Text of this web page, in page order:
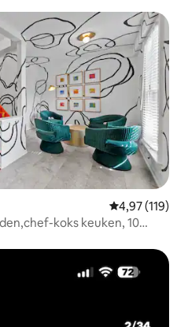
Gemiddelde
4,97 (119)
koks keuken, 10